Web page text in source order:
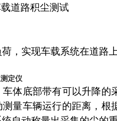
路积尘测试
，实现车载系统在道路
定仪
体底部带有可以升降
量车辆运行的距离，